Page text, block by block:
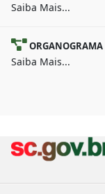
Saiba Mais...
ORGANOGRAMA
Saiba Mais...